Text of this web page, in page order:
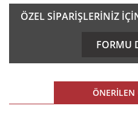
Bu ürünün fiyat bilgisi, resim,
konularda yetersiz
kullanarak tarafımıza
Ürün resmi kalitesiz, bozuk
Ürün açıklamasında eksik
ÖZEL SİPARİŞLERİNİZ
FORMU
ÖNERİLEN